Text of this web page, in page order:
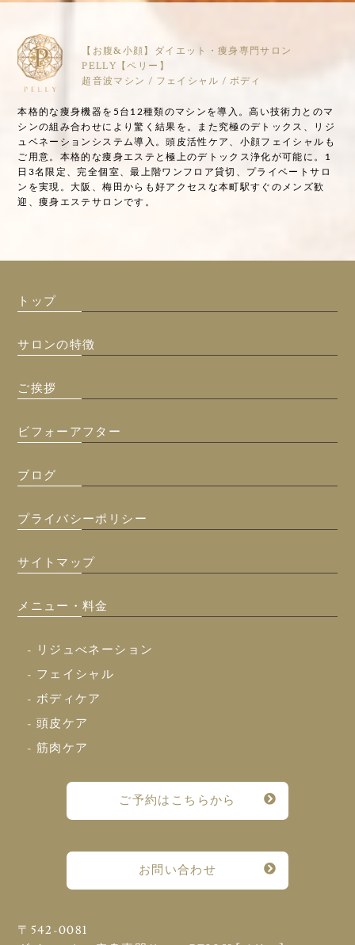
【お腹&小顔】ダイエット・痩身専門サロン
PELLY【ペリー】
超音波マシン / フェイシャル / ボディ
本格的な痩身機器を5台12種類のマシンを導入。高い技術力とのマ
シンの組み合わせにより驚く結果を。また究極のデトックス、リジ
ュベネーションシステム導入。頭皮活性ケア、小顔フェイシャルも
ご用意。本格的な痩身エステと極上のデトックス浄化が可能に。1
日3名限定、完全個室、最上階ワンフロア貸切、プライベートサロ
ンを実現。大阪、梅田からも好アクセスな本町駅すぐのメンズ歓
迎、痩身エステサロンです。
トップ
サロンの特徴
ご挨拶
ビフォーアフター
ブログ
プライバシーポリシー
サイトマップ
メニュー・料金
- リジュべネーション
- フェイシャル
- ボディケア
- 頭皮ケア
- 筋肉ケア
ご予約はこちらから
お問い合わせ
〒542-0081